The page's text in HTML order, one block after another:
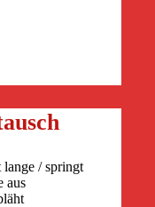
/ springt
aus